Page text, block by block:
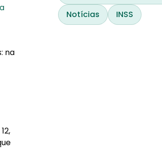
na
Notícias
INSS